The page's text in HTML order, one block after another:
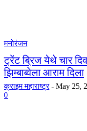
मनोरंजन
ट्रेंट ब्रिज येथे चार
झिम्बाब्वेला आराम दिला
क्राइम महाराष्ट्र - May 25,
0